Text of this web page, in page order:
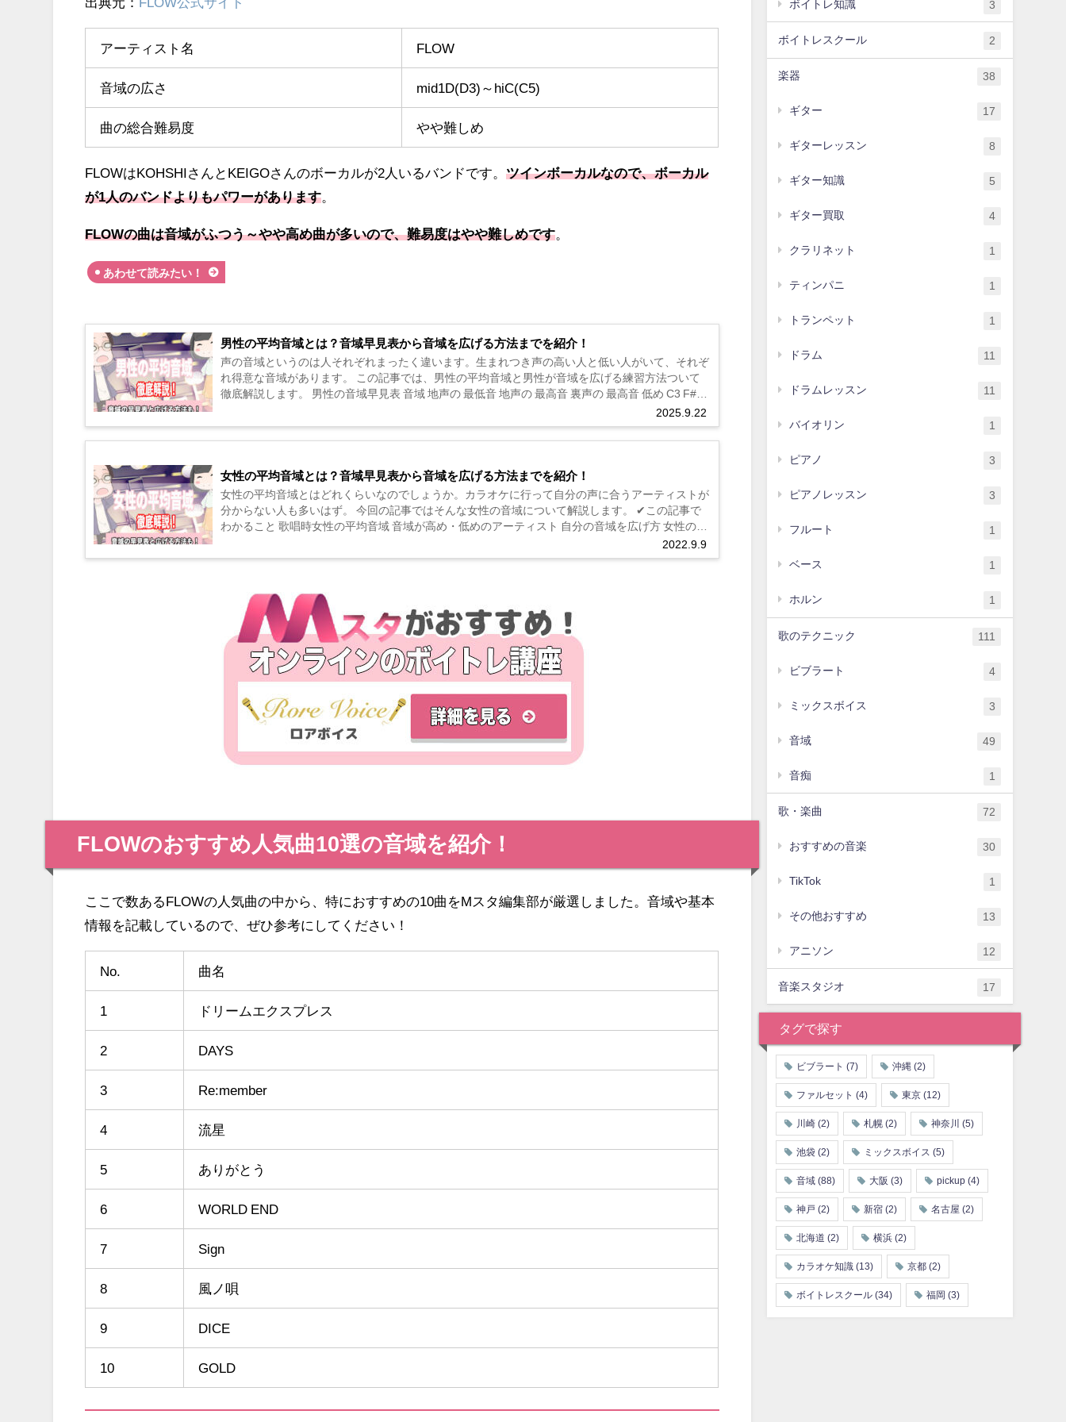
アーティスト名 FLOW
音域の広さ mid1D(D3)～hiC(C5)
曲の総合難易度 やや難しめ
FLOWはKOHSHIさんとKEIGOさんのボーカルが2人いるバンドです。ツインボーカルなので、ボーカル
が1人のバンドよりもパワーがあります。
FLOWの曲は音域がふつう～やや高め曲が多いので、難易度はやや難しめです。
あわせて読みたい！
男性の平均音域とは？音域早見表から音域を広げる方法までを紹介！
2025.9.22
声の音域というのは人それぞれまったく違います。生まれつき声の高い人と低い人がいて、それぞ
れ得意な音域があります。 この記事では、男性の平均音域と男性が音域を広げる練習方法ついて
徹底解説します。 男性の音域早見表 音域 地声の 最低音 地声の 最高音 裏声の 最高音 低め C3 F#4
女性の平均音域とは？音域早見表から音域を広げる方法までを紹介！
2022.9.9
女性の平均音域とはどれくらいなのでしょうか。カラオケに行って自分の声に合うアーティストが
分からない人も多いはず。 今回の記事ではそんな女性の音域について解説します。 ✔この記事で
わかること 歌唱時女性の平均音域 音域が高め・低めのアーティスト 自分の音域を広げ方 女性の音
FLOWのおすすめ人気曲10選の音域を紹介！
ここで数あるFLOWの人気曲の中から、特におすすめの10曲をMスタ編集部が厳選しました。音域や基本
情報を記載しているので、ぜひ参考にしてください！
No. 曲名
1 ドリームエクスプレス
2 DAYS
3 Re:member
4 流星
5 ありがとう
6 WORLD END
7 Sign
8 風ノ唄
9 DICE
10 GOLD
ボイトレ知識 3
ボイトレスクール 2
楽器 38
ギター 17
ギターレッスン 8
ギター知識 5
ギター買取 4
クラリネット 1
ティンパニ 1
トランペット 1
ドラム 11
ドラムレッスン 11
バイオリン 1
ピアノ 3
ピアノレッスン 3
フルート 1
ベース 1
ホルン 1
歌のテクニック 111
ビブラート 4
ミックスボイス 3
音域 49
音痴 1
歌・楽曲 72
おすすめの音楽 30
TikTok 1
その他おすすめ 13
アニソン 12
音楽スタジオ 17
タグで探す
ビブラート (7) 沖縄 (2)
ファルセット (4) 東京(12)
川崎(2) 札幌(2) 神奈川 (5)
池袋(2) ミックスボイス (5)
音域(88) 大阪 (3) pickup(4)
神戸 (2) 新宿(2) 名古屋 (2)
北海道 (2) 横浜(2)
カラオケ知識 (13) 京都(2)
ボイトレスクール(34) 福岡 (3)